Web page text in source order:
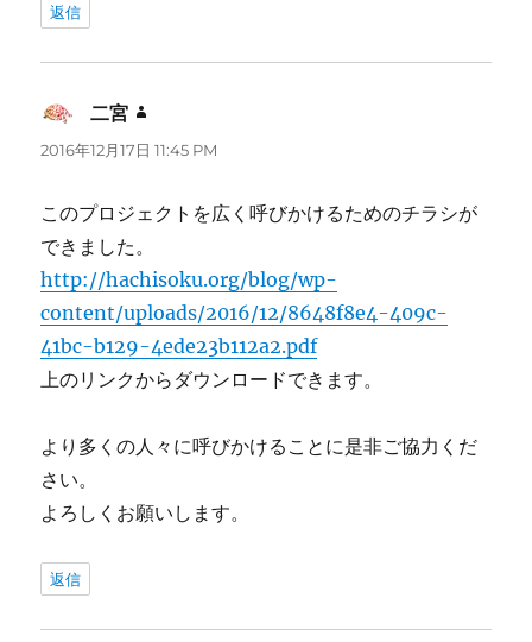
返信
二宮
り:
2016年12月17日 11:45 PM
このプロジェクトを広く呼びかけるためのチラシが
できました。
http://hachisoku.org/blog/wp-
content/uploads/2016/12/8648f8e4-409c-
41bc-b129-4ede23b112a2.pdf
上のリンクからダウンロードできます。
より多くの人々に呼びかけることに是非ご協力くだ
さい。
よろしくお願いします。
返信